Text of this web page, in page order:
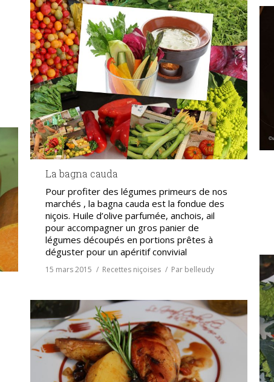
La bagna cauda
Pour profiter des légumes primeurs de nos
marchés , la bagna cauda est la fondue des
niçois. Huile d’olive parfumée, anchois, ail
pour accompagner un gros panier de
légumes découpés en portions prêtes à
déguster pour un apéritif convivial
15 mars 2015 Recettes niçoises Par belleudy